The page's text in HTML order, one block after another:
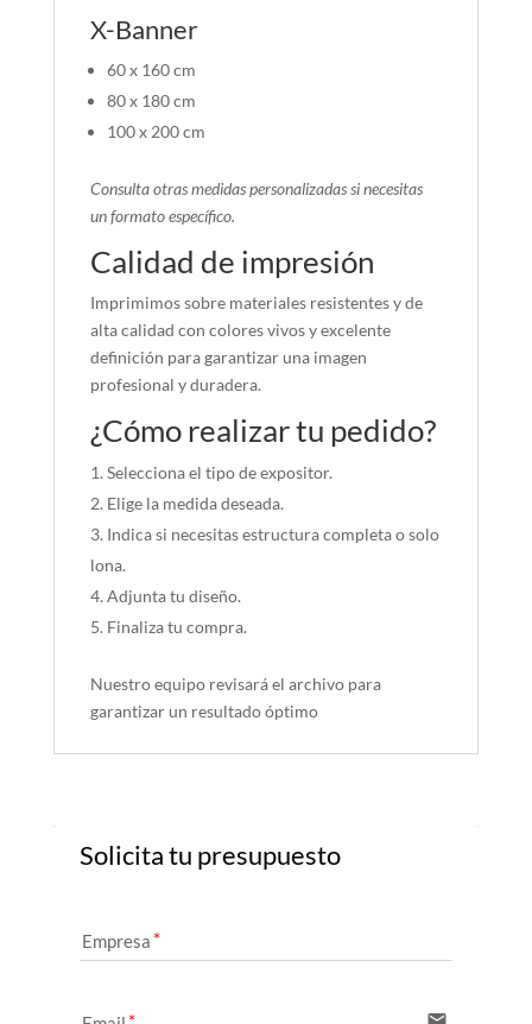
X-Banner
60 x 160 cm
80 x 180 cm
100 x 200 cm
Consulta otras medidas personalizadas si necesitas
un formato específico.
Calidad de impresión
Imprimimos sobre materiales resistentes y de
alta calidad con colores vivos y excelente
definición para garantizar una imagen
profesional y duradera.
¿Cómo realizar tu pedido?
Selecciona el tipo de expositor.
Elige la medida deseada.
Indica si necesitas estructura completa o solo
lona.
Adjunta tu diseño.
Finaliza tu compra.
Nuestro equipo revisará el archivo para
garantizar un resultado óptimo
Solicita tu presupuesto
Empresa